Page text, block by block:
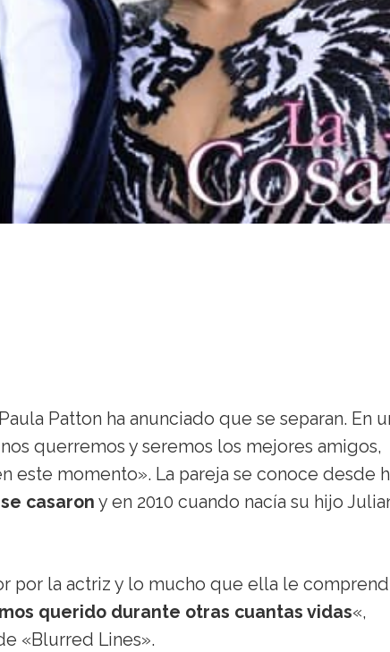
Patton ha anunciado que se separan. En
querremos y seremos los mejores amigos,
este momento». La pareja se conoce desde
casaron y en 2010 cuando nacía su hijo
por la actriz y lo mucho que ella le
querido durante otras cuantas vidas«,
«Blurred Lines».